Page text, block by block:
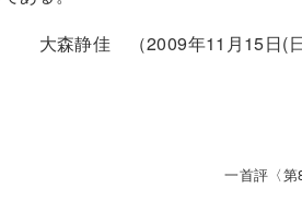
大森静佳 （2009年11月15日(
一首評〈